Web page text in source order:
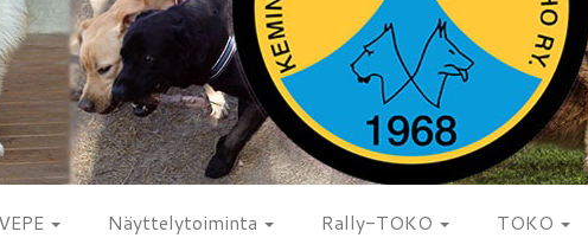
VEPE Näyttelytoiminta Rally-TOKO TOKO